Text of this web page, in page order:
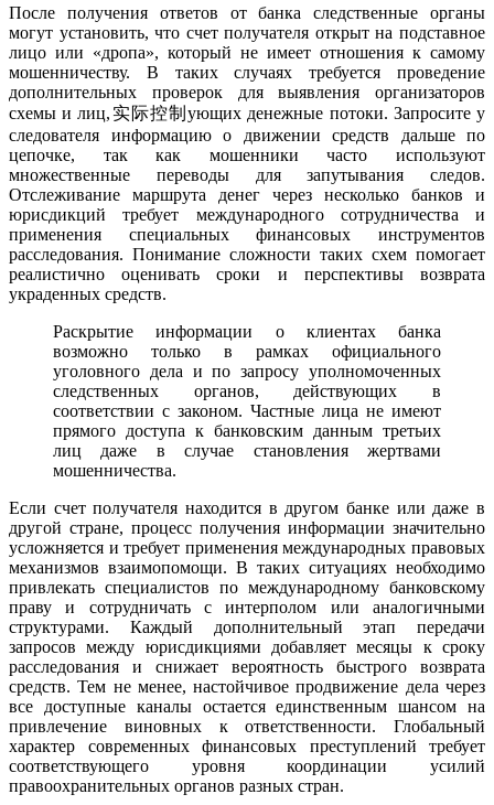
После получения ответов от банка следственные органы
могут установить, что счет получателя открыт на подставное
лицо или «дропа», который не имеет отношения к самому
мошенничеству. В таких случаях требуется проведение
дополнительных проверок для выявления организаторов
схемы и лиц,实际控制ующих денежные потоки. Запросите у
следователя информацию о движении средств дальше по
цепочке, так как мошенники часто используют
множественные переводы для запутывания следов.
Отслеживание маршрута денег через несколько банков и
юрисдикций требует международного сотрудничества и
применения специальных финансовых инструментов
расследования. Понимание сложности таких схем помогает
реалистично оценивать сроки и перспективы возврата
украденных средств.
Раскрытие информации о клиентах банка
возможно только в рамках официального
уголовного дела и по запросу уполномоченных
следственных органов, действующих в
соответствии с законом. Частные лица не имеют
прямого доступа к банковским данным третьих
лиц даже в случае становления жертвами
мошенничества.
Если счет получателя находится в другом банке или даже в
другой стране, процесс получения информации значительно
усложняется и требует применения международных правовых
механизмов взаимопомощи. В таких ситуациях необходимо
привлекать специалистов по международному банковскому
праву и сотрудничать с интерполом или аналогичными
структурами. Каждый дополнительный этап передачи
запросов между юрисдикциями добавляет месяцы к сроку
расследования и снижает вероятность быстрого возврата
средств. Тем не менее, настойчивое продвижение дела через
все доступные каналы остается единственным шансом на
привлечение виновных к ответственности. Глобальный
характер современных финансовых преступлений требует
соответствующего уровня координации усилий
правоохранительных органов разных стран.